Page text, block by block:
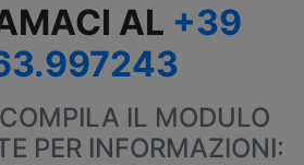
AL +39
IL MODULO
PER INFORMAZIONI: